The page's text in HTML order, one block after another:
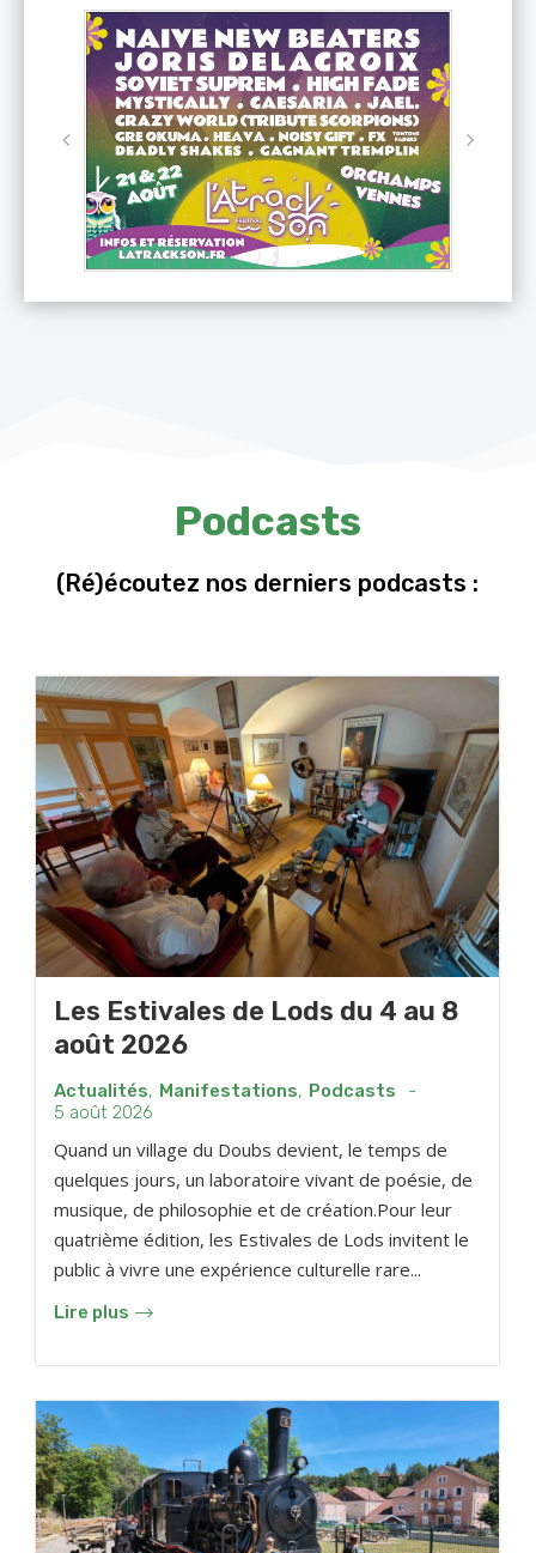
Podcasts
(Ré)écoutez nos derniers podcasts :
Les Estivales de Lods du 4 au 8
août 2026
Actualités, Manifestations, Podcasts
-
5 août 2026
Quand un village du Doubs devient, le temps de
quelques jours, un laboratoire vivant de poésie, de
musique, de philosophie et de création.Pour leur
quatrième édition, les Estivales de Lods invitent le
public à vivre une expérience culturelle rare...
Lire plus